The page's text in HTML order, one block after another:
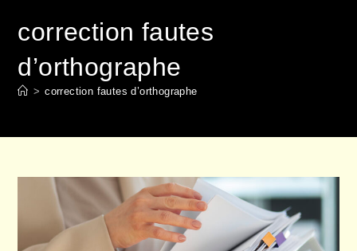
correction fautes
d’orthographe
> correction fautes d’orthographe